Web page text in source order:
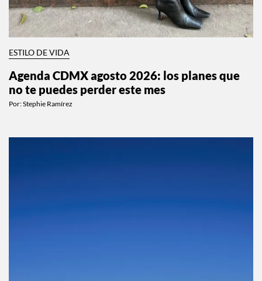
ESTILO DE VIDA
Agenda CDMX agosto 2026: los planes que
no te puedes perder este mes
Por:Stephie Ramírez